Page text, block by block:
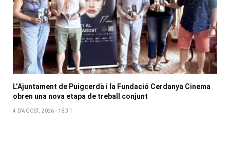
L’Ajuntament de Puigcerdà i la Fundació Cerdanya Cinema
obren una nova etapa de treball conjunt
4 D'AGOST, 2026 - 18:31